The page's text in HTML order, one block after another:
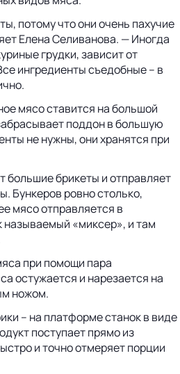
потому что они очень пахучие
Елена Селиванова. — Иногда
грудки, зависит от
ингредиенты съедобные – в
мясо ставится на большой
поддон в большую
не нужны, они хранятся при
большие брикеты и отправляет
Бункеров ровно столько,
мясо отправляется в
называемый «миксер», и там
при помощи пара
остужается и нарезается на
ножом.
– на платформе станок в виде
поступает прямо из
и точно отмеряет порции